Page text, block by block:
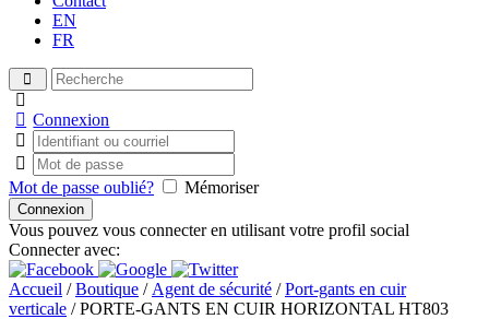
EN
FR
Connexion
Mot de passe oublié? Mémoriser
Vous pouvez vous connecter en utilisant votre profil social
Connecter avec:
Accueil /Boutique / Agent de sécurité /Port-gants en cuir
verticale / PORTE-GANTS EN CUIR HORIZONTAL HT803